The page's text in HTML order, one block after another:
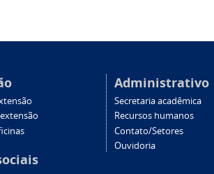
Administrativo
Secretaria acadêmica
Recursos humanos
Contato/Setores
Ouvidoria